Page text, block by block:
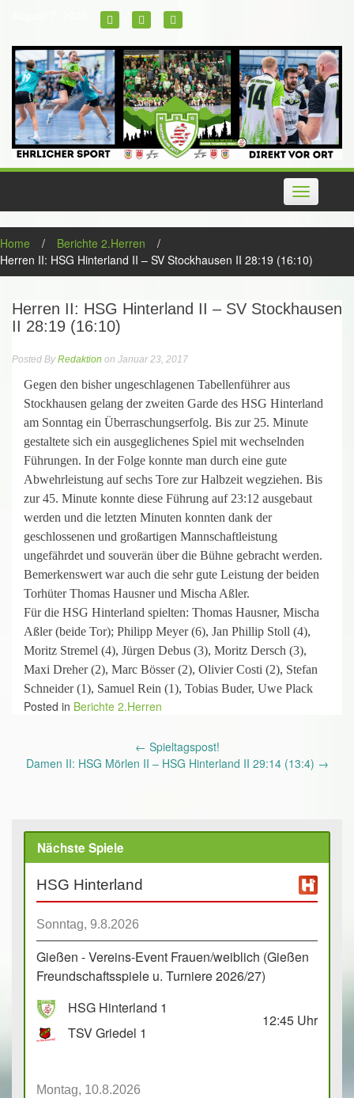
Toggle
navigation
Home / Berichte 2.Herren
/
Herren II: HSG Hinterland II – SV Stockhausen II 28:19 (16:10)
Herren II: HSG Hinterland II – SV Stockhausen
II 28:19 (16:10)
Posted ByRedaktion on Januar 23, 2017
Gegen den bisher ungeschlagenen Tabellenführer aus
Stockhausen gelang der zweiten Garde des HSG Hinterland
am Sonntag ein Überraschungserfolg. Bis zur 25. Minute
gestaltete sich ein ausgeglichenes Spiel mit wechselnden
Führungen. In der Folge konnte man durch eine gute
Abwehrleistung auf sechs Tore zur Halbzeit wegziehen. Bis
zur 45. Minute konnte diese Führung auf 23:12 ausgebaut
werden und die letzten Minuten konnten dank der
geschlossenen und großartigen Mannschaftleistung
ungefährdet und souverän über die Bühne gebracht werden.
Bemerkenswert war auch die sehr gute Leistung der beiden
Torhüter Thomas Hausner und Mischa Aßler.
Für die HSG Hinterland spielten: Thomas Hausner, Mischa
Aßler (beide Tor); Philipp Meyer (6), Jan Phillip Stoll (4),
Moritz Stremel (4), Jürgen Debus (3), Moritz Dersch (3),
Maxi Dreher (2), Marc Bösser (2), Olivier Costi (2), Stefan
Schneider (1), Samuel Rein (1), Tobias Buder, Uwe Plack
Posted in Berichte 2.Herren
navigation
← Spieltagspost!
Damen II: HSG Mörlen II – HSG Hinterland II 29:14 (13:4) →
Nächste Spiele
HSG Hinterland
Sonntag, 9.8.2026
Gießen - Vereins-Event Frauen/weiblich (Gießen
Freundschaftsspiele u. Turniere 2026/27)
HSG Hinterland 1
TSV Griedel 1
12:45 Uhr
Montag, 10.8.2026